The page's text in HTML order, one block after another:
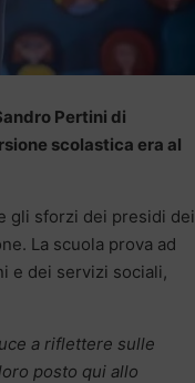
Pertini di
scolastica era al
gli sforzi dei presidi dei
La scuola prova ad
e dei servizi sociali,
a riflettere sulle
posto qui allo